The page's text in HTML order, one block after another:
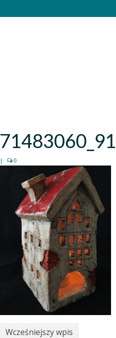
| 0
Wcześniejszy wpis